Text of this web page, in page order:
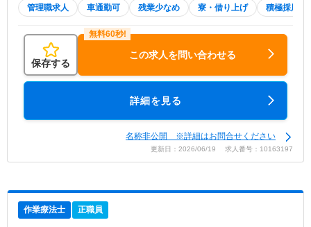
管理職求人 車通勤可 残業少なめ 寮・借り上げ 積極採用中
保存する
この求人を問い合わせる
詳細を見る
名称非公開 ※詳細はお問合せください
更新日：2026/06/19 求人番号：10163197
作業療法士 正職員